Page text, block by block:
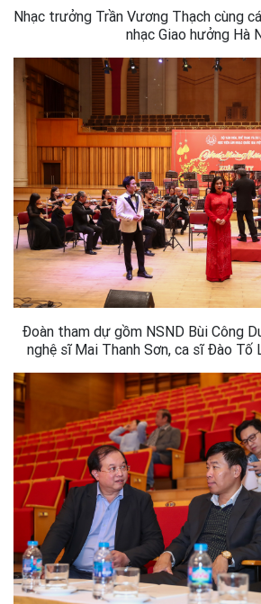
Nhạc trưởng Trần Vương Thạch cùng
nhạc Giao hưởng Hà
Đoàn tham dự gồm NSND Bùi Công
nghệ sĩ Mai Thanh Sơn, ca sĩ Đào Tố